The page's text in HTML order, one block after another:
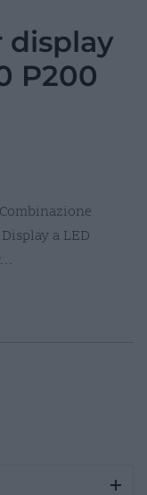
display
P200
a LED